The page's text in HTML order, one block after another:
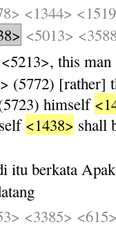
<1344>
<5013>
this
(5772) [rather]
himself
<1438> shall
itu berkata
<3385>